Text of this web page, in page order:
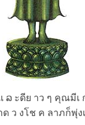
ລ ะดีย าว ๆ คุณมี
ว งโช ค ลาภก็พุ่